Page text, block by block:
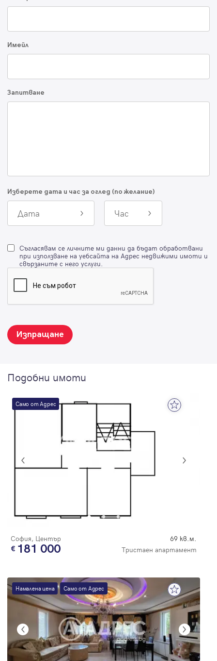
Имейл
Запитване
Изберете дата и час за оглед (по желание)
Дата Час
Съгласявам се личните ми данни да бъдат обработвани
при използване на уебсайта на Адрес недвижими имоти и
свързаните с него услуги.
Изпращане
Подобни имоти
Само от Адрес
София, Център 69 кв.м.
181 000 Тристаен апартамент
Намалена цена Само от Адрес